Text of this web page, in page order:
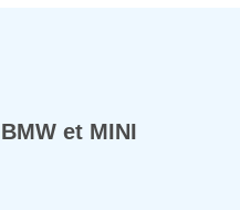
et MINI